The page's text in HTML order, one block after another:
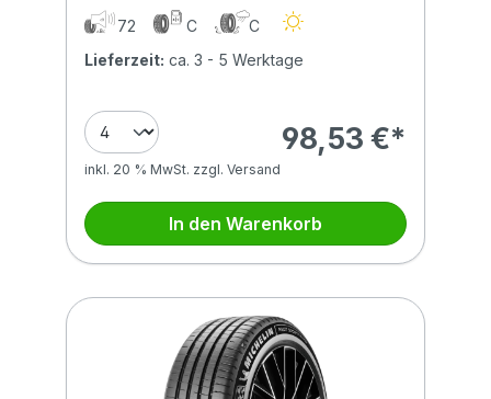
72 C
C
Lieferzeit: ca. 3 - 5 Werktage
98,53 €*
inkl. 20 % MwSt. zzgl. Versand
In den Warenkorb